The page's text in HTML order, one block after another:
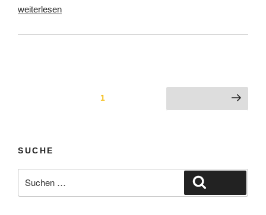
„Stellungnahme
„Energieerzeugung
die
kommunale
Entwicklung““
weiterlesen
Seitennummerierung
1 Nächste Seite
SUCHE
nach: